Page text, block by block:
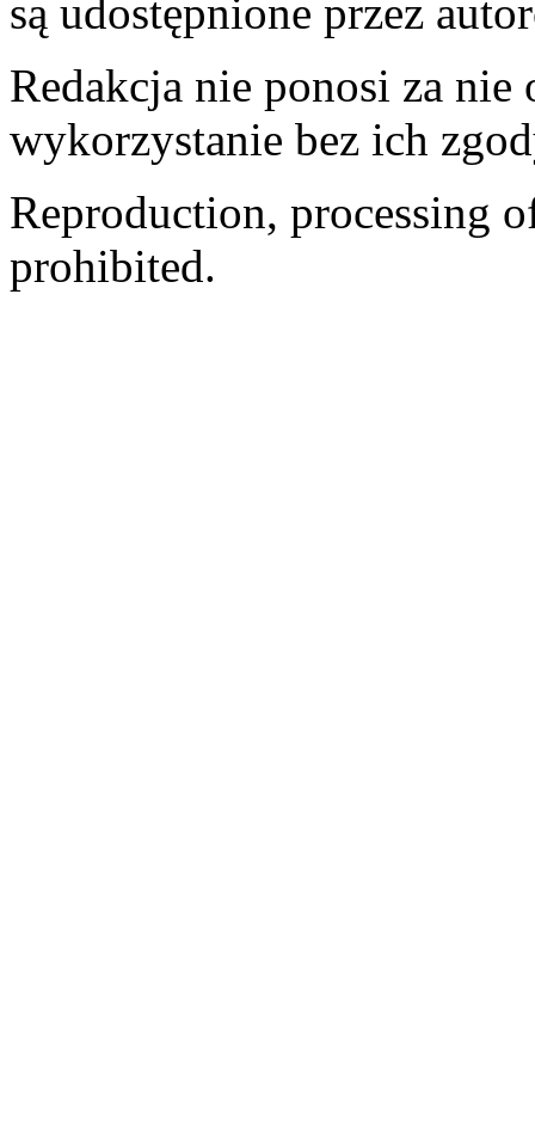
są udostępnione przez
Redakcja nie ponosi za
wykorzystanie bez ich
Reproduction, processing
prohibited.